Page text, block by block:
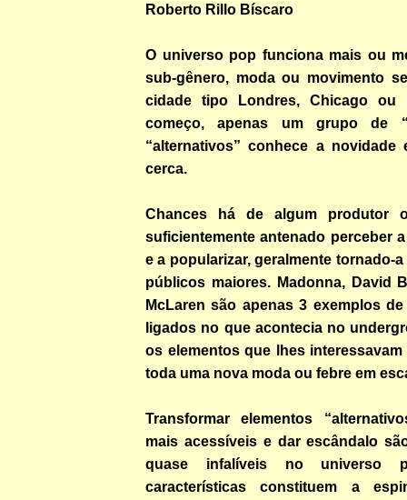
Roberto Rillo Bíscaro
O universo pop funciona mais ou
sub-gênero, moda ou movimento
cidade tipo Londres, Chicago ou
começo, apenas um grupo de
“alternativos” conhece a
cerca.
Chances há de algum produtor
suficientemente antenado perceber
e a popularizar, geralmente tornado-
públicos maiores. Madonna, David
McLaren são apenas 3 exemplos
ligados no que acontecia no
os elementos que lhes
toda uma nova moda ou febre em
Transformar elementos
mais acessíveis e dar escândalo
quase infalíveis no universo
características constituem a